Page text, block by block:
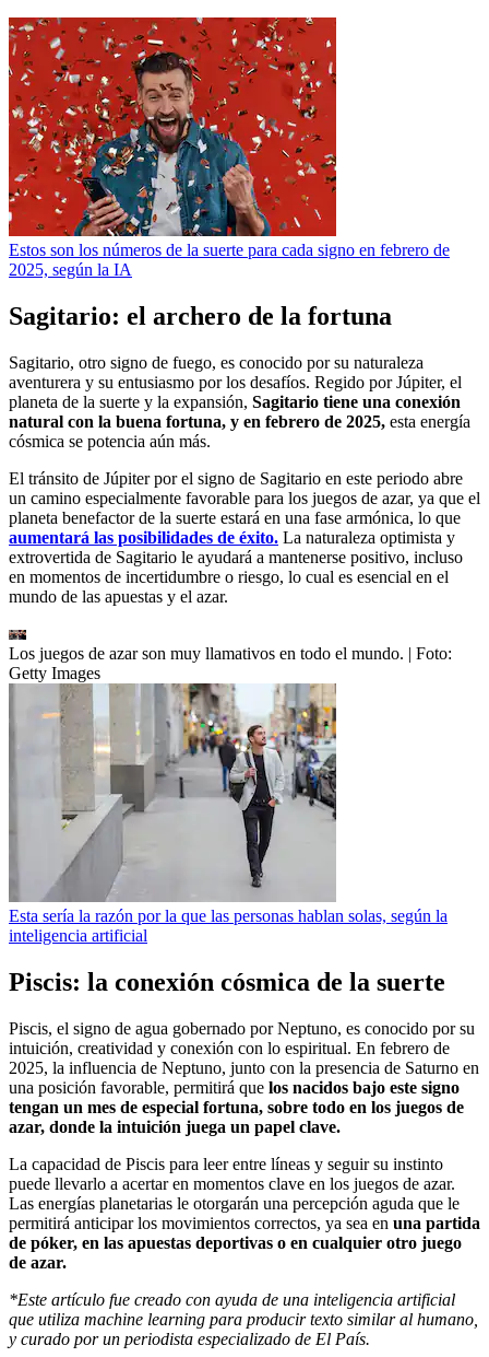
Estos son los números de la suerte para cada signo en febrero de
2025, según la IA
Sagitario: el archero de la fortuna
Sagitario, otro signo de fuego, es conocido por su naturaleza
aventurera y su entusiasmo por los desafíos. Regido por Júpiter, el
planeta de la suerte y la expansión, Sagitario tiene una conexión
natural con la buena fortuna, y en febrero de 2025, esta energía
cósmica se potencia aún más.
El tránsito de Júpiter por el signo de Sagitario en este periodo abre
un camino especialmente favorable para los juegos de azar, ya que el
planeta benefactor de la suerte estará en una fase armónica, lo que
aumentará las posibilidades de éxito. La naturaleza optimista y
extrovertida de Sagitario le ayudará a mantenerse positivo, incluso
en momentos de incertidumbre o riesgo, lo cual es esencial en el
mundo de las apuestas y el azar.
Los juegos de azar son muy llamativos en todo el mundo. | Foto:
Getty Images
Esta sería la razón por la que las personas hablan solas, según la
inteligencia artificial
Piscis: la conexión cósmica de la suerte
Piscis, el signo de agua gobernado por Neptuno, es conocido por su
intuición, creatividad y conexión con lo espiritual. En febrero de
2025, la influencia de Neptuno, junto con la presencia de Saturno en
una posición favorable, permitirá que los nacidos bajo este signo
tengan un mes de especial fortuna, sobre todo en los juegos de
azar, donde la intuición juega un papel clave.
La capacidad de Piscis para leer entre líneas y seguir su instinto
puede llevarlo a acertar en momentos clave en los juegos de azar.
Las energías planetarias le otorgarán una percepción aguda que le
permitirá anticipar los movimientos correctos, ya sea en una partida
de póker, en las apuestas deportivas o en cualquier otro juego
de azar.
*Este artículo fue creado con ayuda de una inteligencia artificial
que utiliza machine learning para producir texto similar al humano,
y curado por un periodista especializado de El País.